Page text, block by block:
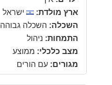
ארץ מולדת:
ישראל
השכלה: השכלה גבוהה
התמחות: ניהול
מצב כלכלי: ממוצע
מגורים: עם הורים